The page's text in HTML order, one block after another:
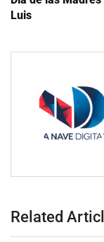
Luis
Related